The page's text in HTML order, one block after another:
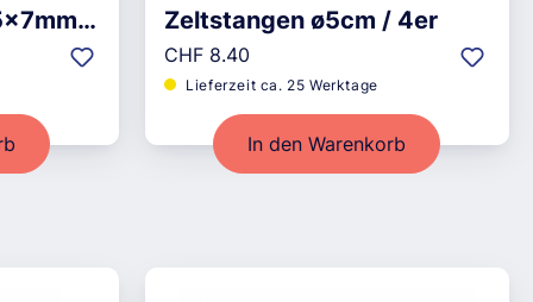
/
Zeltstangen ø5cm / 4er
Regulärer Preis:
CHF 8.40
Lieferzeit ca. 25 Werktage
In den Warenkorb